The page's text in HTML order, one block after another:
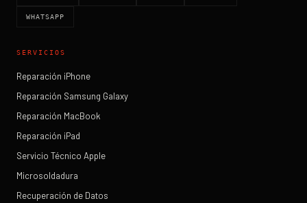
WHATSAPP
SERVICIOS
Reparación iPhone
Reparación Samsung Galaxy
Reparación MacBook
Reparación iPad
Servicio Técnico Apple
Microsoldadura
Recuperación de Datos